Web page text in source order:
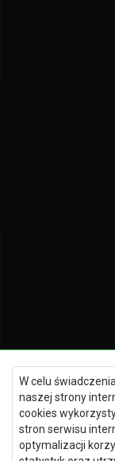
W celu
naszej strony
cookies
stron serwisu
optymalizacji